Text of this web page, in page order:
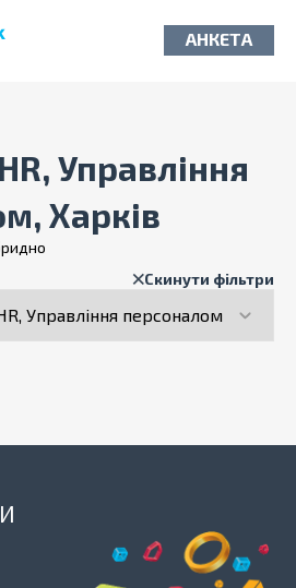
АНКЕТА
Управління
Харків
Скинути фільтри